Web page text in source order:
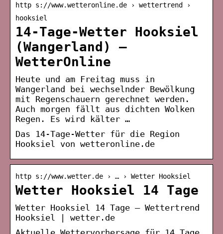
http s://www.wetteronline.de › wettertrend ›
hooksiel
14-Tage-Wetter Hooksiel
(Wangerland) –
WetterOnline
Heute und am Freitag muss in
Wangerland bei wechselnder Bewölkung
mit Regenschauern gerechnet werden.
Auch morgen fällt aus dichten Wolken
Regen. Es wird kälter …
Das 14-Tage-Wetter für die Region
Hooksiel von wetteronline.de
http s://www.wetter.de › … › Wetter Hooksiel
Wetter Hooksiel 14 Tage
Wetter Hooksiel 14 Tage – Wettertrend
Hooksiel | wetter.de